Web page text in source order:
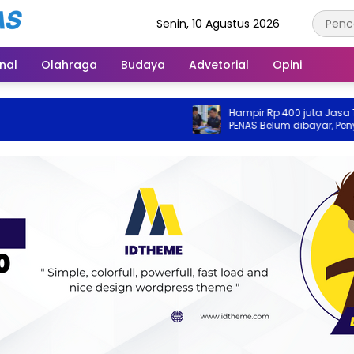
Senin, 10 Agustus 2026
Olahraga Budaya Advetorial Opini
Hampir Rp 400 juta Jasa
PENAS Belum dibayar, Penyedia
PT QSM ke Kejati Gorontalo